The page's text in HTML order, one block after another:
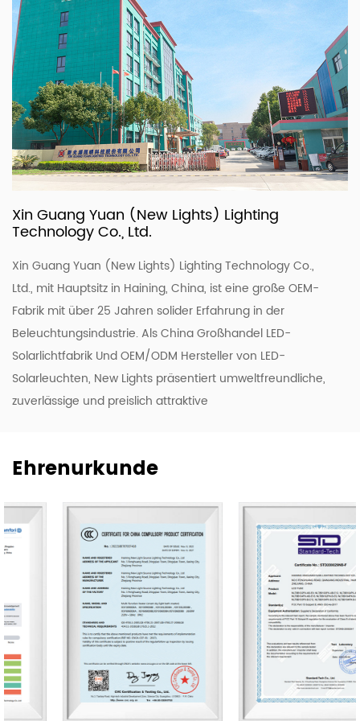
Xin Guang Yuan (New Lights) Lighting
Technology Co., Ltd.
Xin Guang Yuan (New Lights) Lighting Technology Co.,
Ltd., mit Hauptsitz in Haining, China, ist eine große OEM-
Fabrik mit über 25 Jahren solider Erfahrung in der
Beleuchtungsindustrie. AlsChina Großhandel LED-
Solarlichtfabrik UndOEM/ODM Hersteller von LED-
Solarleuchten, New Lights präsentiert umweltfreundliche,
zuverlässige und preislich attraktive
modernisieren wir kontinuierlich unsere Forschungs- und
Reihe neuer Designs auf den Markt, darunter LED-
Leuchten, -Röhren und -Glühbirnen.
Unser Unternehmen verfügt über 50.000 m² Werkstätten,
Lagerhallen und Büroflächen. Wir beschäftigen 500
Facharbeiter und Beleuchtungsexperten, die 20
professionelle Produktionslinien und wichtige
Unternehmensfunktionen bedienen. Unser Vertriebsteam
besteht aus 20 Vertretern und unsere Exporte erstrecken
sich auf 80 Länder weltweit, darunter die USA,
Deutschland, Spanien, Italien, Polen, Japan usw. Wir sind
Ehrenurkunde